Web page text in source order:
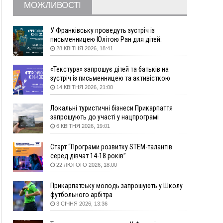
Де безпечно купатися на Прикарпатті?
16:20
У Франківську дружина загиблого воїна
створила організацію «КОД 7'Я», аби
підтримувати військових та їхні сім'ї
комплекс автоматичної фіксації швидкості
15:29
Війна забрала життя трьох воїнів з
Прикарпаття
15:00
На Закарпатті викрили масштабну схему
незаконного виключення
військовозобов’язаних з обліку
14:31
«Багато питань буде знято». На громадських
слуханнях в Яремче обговорили, як вирішити
питання джипінгу в Карпатах
13:54
5 «тихих» хвороб, які виявляє профілактичне
13:30
ФОТО На Надрічній тривають останні
приготування до нового руху
12:57
У Франківську зафіксували найбільшу спеку за
МОЖЛИВОСТІ
У Франківську проведуть зустріч із
письменницею Юлітою Ран для дітей:
говоритимуть про серію книг про Мавку
28 КВІТНЯ 2026, 18:41
«Текстура» запрошує дітей та батьків на
зустріч із письменницею та активісткою
Анною Повх
14 КВІТНЯ 2026, 21:00
Локальні туристичні бізнеси Прикарпаття
запрошують до участі у нацпрограмі
«Подорож до себе»
6 КВІТНЯ 2026, 19:01
Старт “Програми розвитку STEM-талантів
серед дівчат 14-18 років”
22 ЛЮТОГО 2026, 18:00
Прикарпатську молодь запрошують у Школу
футбольного арбітра
3 СІЧНЯ 2026, 13:36